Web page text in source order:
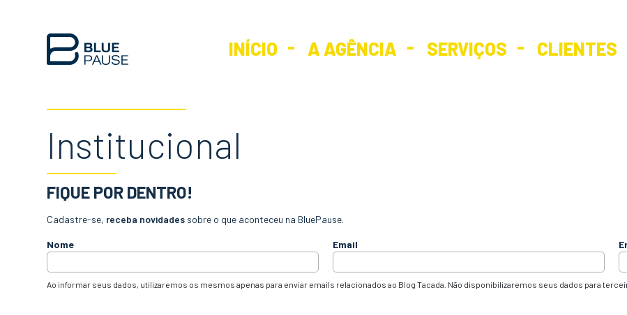
INÍCIO A AGÊNCIA SERVIÇOS CLIENTES
Institucional
FIQUE POR DENTRO!
Cadastre-se, receba novidades sobre o que aconteceu na BluePause.
Nome Email
Ao informar seus dados, utilizaremos os mesmos apenas para enviar emails relacionados ao Blog Tacada. Não disponibilizaremos seus dados para